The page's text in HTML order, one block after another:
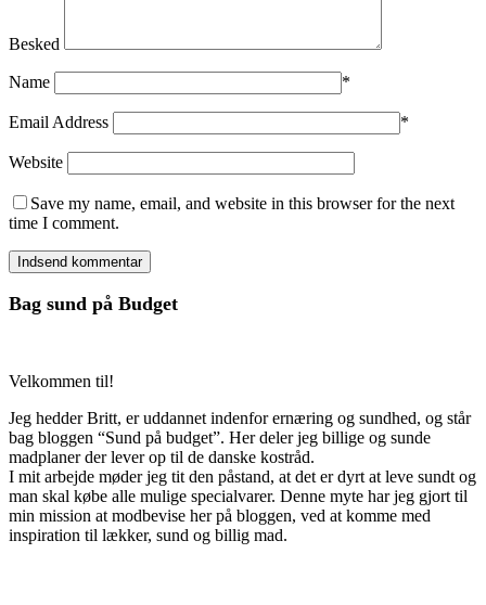
Besked
Name *
Email Address *
Website
Save my name, email, and website in this browser for the next
time I comment.
Bag sund på Budget
Velkommen til!
Jeg hedder Britt, er uddannet indenfor ernæring og sundhed, og står
bag bloggen “Sund på budget”. Her deler jeg billige og sunde
madplaner der lever op til de danske kostråd.
I mit arbejde møder jeg tit den påstand, at det er dyrt at leve sundt og
man skal købe alle mulige specialvarer. Denne myte har jeg gjort til
min mission at modbevise her på bloggen, ved at komme med
inspiration til lækker, sund og billig mad.